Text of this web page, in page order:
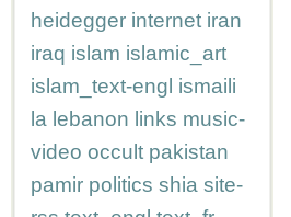
heidegger internet iran
iraq islam islamic_art
islam_text-engl ismaili
la lebanon links music-
video occult pakistan
pamir politics shia site-